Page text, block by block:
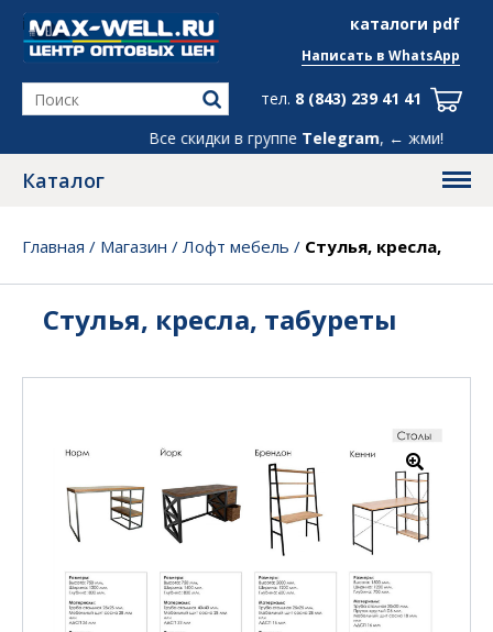
каталоги pdf
info@max-well.ru
Все скидки в группеTelegram, ← жми!
Написать в WhatsApp
тел. 8 (843) 239 41 41
Каталог
Главная / Магазин / Лофт мебель / Стулья, кресла,
Стулья, кресла, табуреты